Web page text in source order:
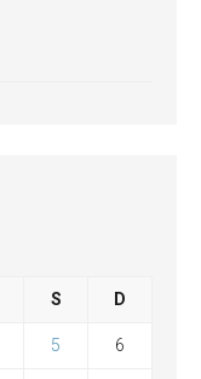
S D
5 6